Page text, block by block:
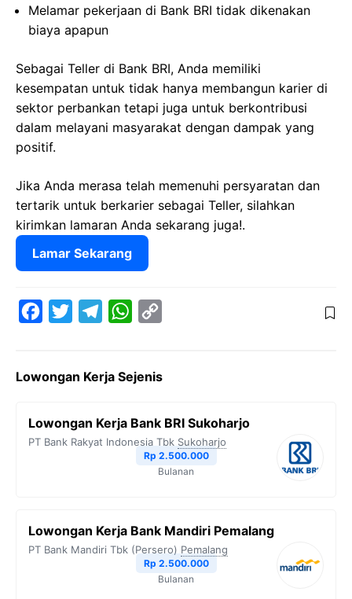
Melamar pekerjaan di Bank BRI tidak dikenakan
biaya apapun
Sebagai Teller di Bank BRI, Anda memiliki
kesempatan untuk tidak hanya membangun karier di
sektor perbankan tetapi juga untuk berkontribusi
dalam melayani masyarakat dengan dampak yang
positif.
Jika Anda merasa telah memenuhi persyaratan dan
tertarik untuk berkarier sebagai Teller, silahkan
kirimkan lamaran Anda sekarang juga!.
Lamar Sekarang
e
o
t
e
e
r
W
t
A
y
n
k
Lowongan Kerja Sejenis
Lowongan Kerja Bank BRI Sukoharjo
PT Bank Rakyat Indonesia Tbk Sukoharjo
Rp 2.500.000
Bulanan
Lowongan Kerja Bank Mandiri Pemalang
PT Bank Mandiri Tbk (Persero) Pemalang
Rp 2.500.000
Bulanan